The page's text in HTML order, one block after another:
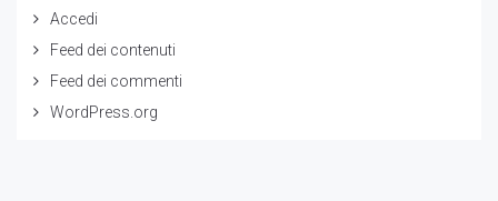
Accedi
Feed dei contenuti
Feed dei commenti
WordPress.org